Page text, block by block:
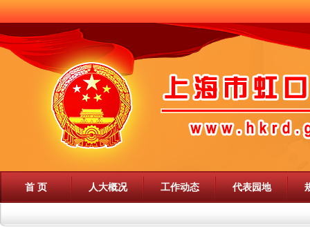
首 页 人大概况 工作动态 代表园地